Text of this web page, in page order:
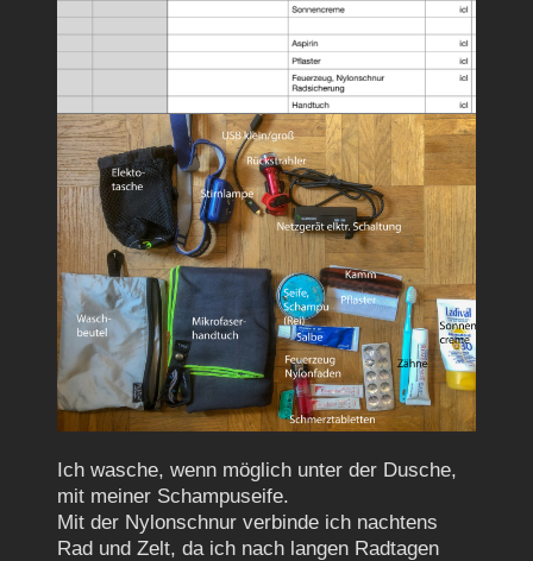
Ich wasche, wenn möglich unter der Dusche,
mit meiner Schampuseife.
Mit der Nylonschnur verbinde ich nachtens
Rad und Zelt, da ich nach langen Radtagen